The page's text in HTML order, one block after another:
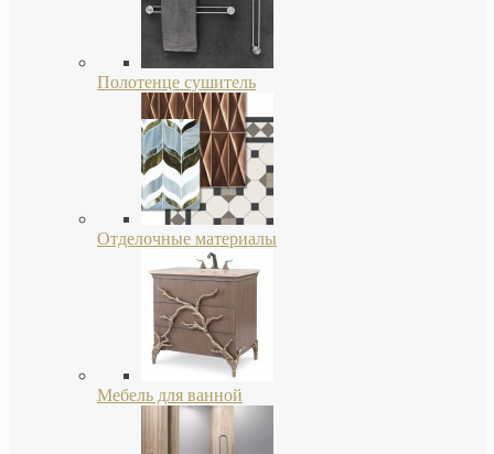
Полотенце сушитель
Отделочные материалы
Мебель для ванной